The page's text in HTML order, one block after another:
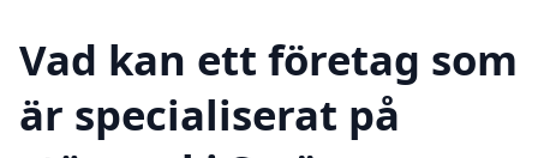
Vad kan ett företag som
är specialiserat på